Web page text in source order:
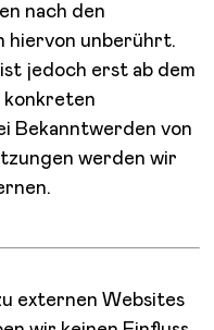
nach den
hiervon unberührt.
jedoch erst ab dem
Bekanntwerden von
werden wir
externen Websites